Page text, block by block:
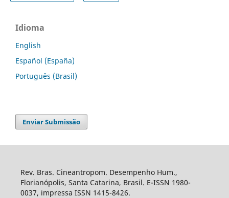
Idioma
English
Español (España)
Português (Brasil)
Enviar Submissão
Rev. Bras. Cineantropom. Desempenho Hum.,
Florianópolis, Santa Catarina, Brasil. E-ISSN 1980-
0037, impressa ISSN 1415-8426.